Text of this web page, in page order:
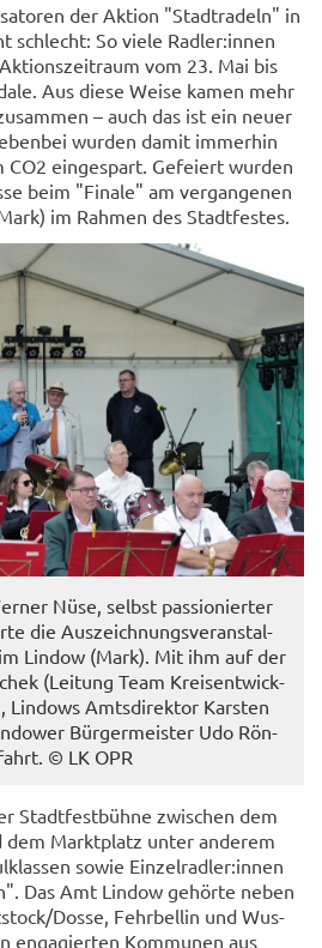
der Ak­ti­on "Stadt­ra­deln" in
schlecht: So viele Rad­ler:innen
vom 23. Mai bis
Aus diese Weise kamen mehr
– auch das ist ein neuer
wur­den damit im­mer­hin
CO2 ein­ge­spart. Ge­fei­ert wur­den
beim "Fi­na­le" am ver­gan­ge­nen
im Rah­men des Stadt­fes­tes.
Nüse, selbst pas­sio­nier­ter
die Aus­zeich­nungs­ver­an­stal­
Lin­dow (Mark). Mit ihm auf der
(Lei­tung Team Kreis­ent­wick­
Lin­dows Amts­di­rek­tor Kars­ten
Bür­ger­meis­ter Udo Rön­
© LK OPR
Stadt­fest­büh­ne zwi­schen dem
dem Markt­platz unter an­de­rem
sowie Ein­zel­rad­ler:innen
Das Amt Lin­dow ge­hör­te neben
Dosse, Fehr­bel­lin und Wus­
en­ga­gier­ten Kom­mu­nen aus